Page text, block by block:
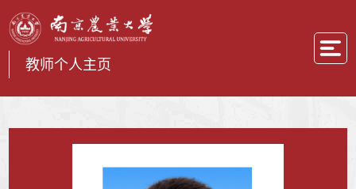
教师个人主页